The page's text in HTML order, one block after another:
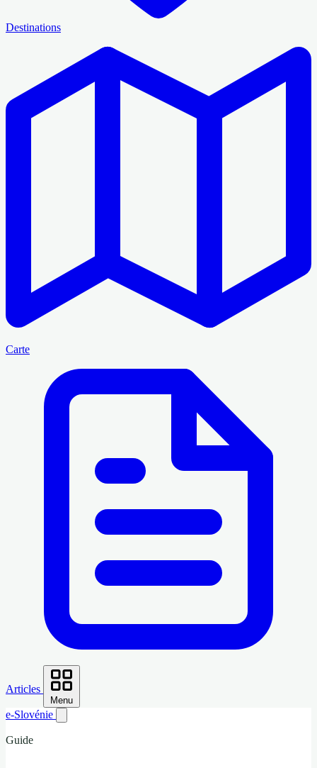
Destinations
Carte
Articles
Menu
e-Slovénie
Guide